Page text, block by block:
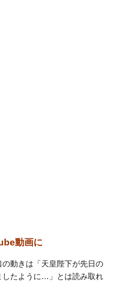
動画に
動きは「天皇陛下が先日の
したように…」とは読み取れ